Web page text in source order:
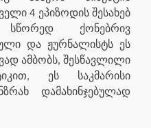
4 ეპიზოდის შესახებ
ქონებრივ
და ჟურნალისტს ეს
ამბობს, შესწავლილი
ეს საკმარისი
დამახინჯებულად